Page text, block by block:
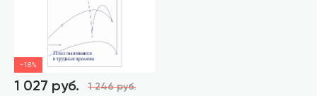
-18%
1 027 руб. 1 246 руб.